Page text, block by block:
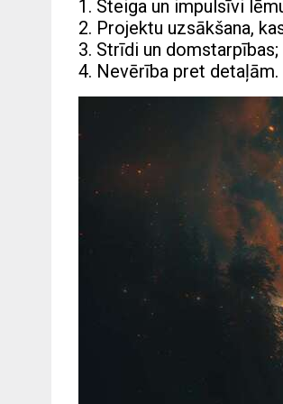
1. Steiga un impulsīvi
2. Projektu uzsākšana,
3. Strīdi un domstarpības;
4. Nevērība pret detaļām.